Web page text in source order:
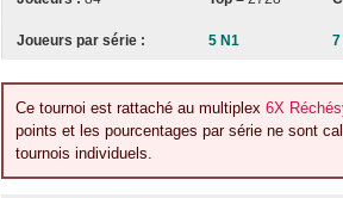
Joueurs par série : 5 N1 7
Ce tournoi est rattaché au multiplex 6X
points et les pourcentages par série ne sont
tournois individuels.